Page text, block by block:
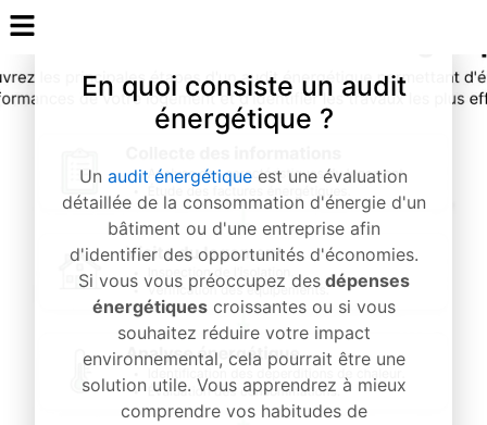
En quoi consiste un audit
énergétique ?
Un audit énergétique est une évaluation
détaillée de la consommation d'énergie d'un
bâtiment ou d'une entreprise afin
d'identifier des opportunités d'économies.
Si vous vous préoccupez desdépenses
énergétiquescroissantes ou si vous
souhaitez réduire votre impact
environnemental, cela pourrait être une
solution utile. Vous apprendrez à mieux
comprendre vos habitudes de